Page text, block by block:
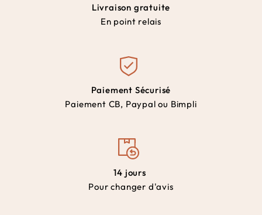
Livraison gratuite
En point relais
Paiement Sécurisé
Paiement CB, Paypal ou Bimpli
14 jours
Pour changer d'avis